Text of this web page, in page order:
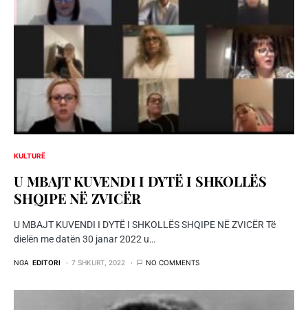
KULTURË
U MBAJT KUVENDI I DYTË I SHKOLLËS
SHQIPE NË ZVICËR
U MBAJT KUVENDI I DYTË I SHKOLLËS SHQIPE NË ZVICËR Të
dielën me datën 30 janar 2022 u…
NGA EDITORI 7 SHKURT, 2022 NO COMMENTS